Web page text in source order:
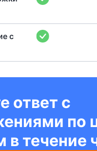
с
ответ с
по
в течение